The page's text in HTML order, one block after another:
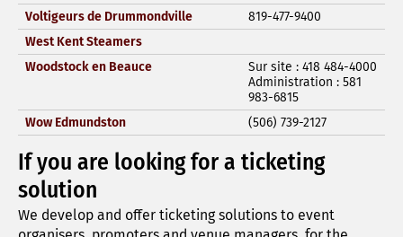
Voltigeurs de Drummondville
819-477-9400
West Kent Steamers
Woodstock en Beauce
Sur site : 418 484-4000
Administration : 581
983-6815
Wow Edmundston
(506) 739-2127
If you are looking for a ticketing
solution
We develop and offer ticketing solutions to event